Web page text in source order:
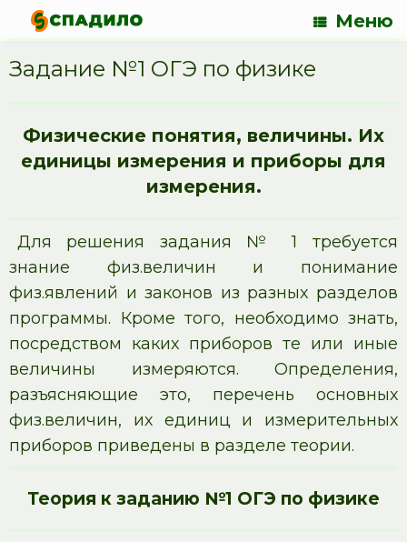
Меню
Задание №1 ОГЭ по физике
Физические понятия, величины. Их
единицы измерения и приборы для
измерения.
Для решения задания № 1 требуется
знание физ.величин и понимание
физ.явлений и законов из разных разделов
программы. Кроме того, необходимо знать,
посредством каких приборов те или иные
величины измеряются. Определения,
разъясняющие это, перечень основных
физ.величин, их единиц и измерительных
приборов приведены в разделе теории.
Теория к заданию №1 ОГЭ по физике